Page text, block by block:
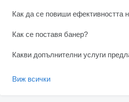
Как да се повиши ефективността
Как се поставя банер?
Какви допълнителни услуги
Виж всички